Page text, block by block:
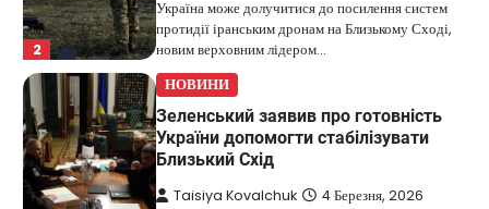
2
Україна може долучитися до посилення систем
протидії іранським дронам на Близькому Сході,
новим верховним лідером…
НОВИНИ
Зеленський заявив про готовність
України допомогти стабілізувати
Близький Схід
Taisiya Kovalchuk 4 Березня, 2026